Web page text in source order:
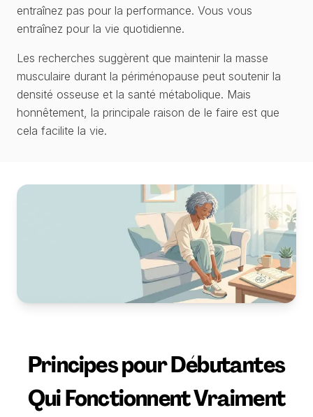
entraînez pas pour la performance. Vous vous
entraînez pour la vie quotidienne.
Les recherches suggèrent que maintenir la masse
musculaire durant la périménopause peut soutenir la
densité osseuse et la santé métabolique. Mais
honnêtement, la principale raison de le faire est que
cela facilite la vie.
Principes pour Débutantes
Qui Fonctionnent Vraiment